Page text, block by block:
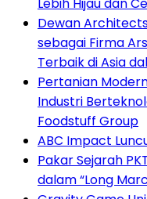
Dewan
sebagai Firma
Terbaik di Asia
Pertanian
Industri
Foodstuff Group
ABC Impact
Pakar Sejarah
dalam “Long